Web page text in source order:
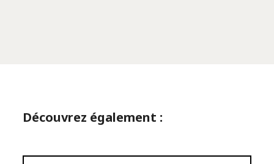
Découvrez également :